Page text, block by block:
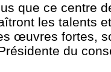
que ce centre
les talents
œuvres fortes,
du